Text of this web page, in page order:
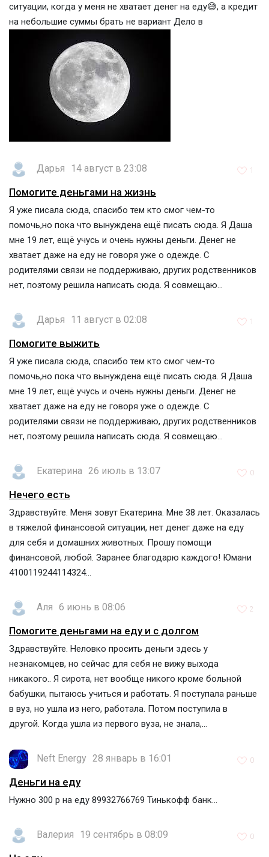
ситуации, когда у меня не хватает денег на еду😅, а кредит
на небольшие суммы брать не вариант Дело в
Дарья 14 август в 23:08 1
Помогите деньгами на жизнь
Я уже писала сюда, спасибо тем кто смог чем-то
помочь,но пока что вынуждена ещё писать сюда. Я Даша
мне 19 лет, ещё учусь и очень нужны деньги. Денег не
хватает даже на еду не говоря уже о одежде. С
родителями связи не поддерживаю, других родственников
нет, поэтому решила написать сюда. Я совмещаю...
Дарья 11 август в 02:08 1
Помогите выжить
Я уже писала сюда, спасибо тем кто смог чем-то
помочь,но пока что вынуждена ещё писать сюда. Я Даша
мне 19 лет, ещё учусь и очень нужны деньги. Денег не
хватает даже на еду не говоря уже о одежде. С
родителями связи не поддерживаю, других родственников
нет, поэтому решила написать сюда. Я совмещаю...
Екатерина 26 июль в 13:07 0
Нечего есть
Здравствуйте. Меня зовут Екатерина. Мне 38 лет. Оказалась
в тяжелой финансовой ситуации, нет денег даже на еду
для себя и домашних животных. Прошу помощи
финансовой, любой. Заранее благодарю каждого! Юмани
4100119244114324...
Аля 6 июнь в 08:06 2
Помогите деньгами на еду и с долгом
Здравствуйте. Неловко просить деньги здесь у
незнакомцев, но сейчас для себя не вижу выхода
никакого.. Я сирота, нет вообще никого кроме больной
бабушки, пытаюсь учиться и работать. Я поступала раньше
в вуз, но ушла из него, работала. Потом поступила в
другой. Когда ушла из первого вуза, не знала,...
Neft Energy 28 январь в 16:01 0
Деньги на еду
Нужно 300 р на еду 89932766769 Тинькофф банк...
Валерия 19 сентябрь в 08:09 0